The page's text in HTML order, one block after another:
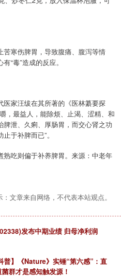
苦寒伤脾胃，导致腹痛、腹泻等情
“毒”造成的反应。
家汪绂在其所著的《医林纂要探
，最益人，能除烦、止渴、涩精、和
脾泄、久痢、厚肠胃，而交心肾之功
于补脾而已”。
熟吃则偏于补养脾胃。来源：中老年
文章来自网络，不代表本站观点。
发布中期业绩 归母净利润
普】《Nature》实锤“第六感”：直
群才是感知触发源！